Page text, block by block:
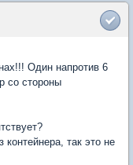
Один напротив 6
со стороны
так это не